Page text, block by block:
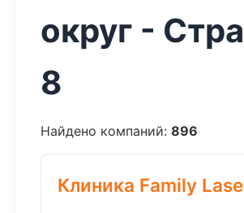
округ -
8
Найдено компаний: 896
Клиника Family